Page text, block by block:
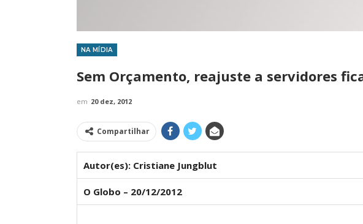
NA MÍDIA
Sem Orçamento, reajuste a servidores
em 20 dez, 2012
Compartilhar
Autor(es): Cristiane Jungblut
O Globo – 20/12/2012